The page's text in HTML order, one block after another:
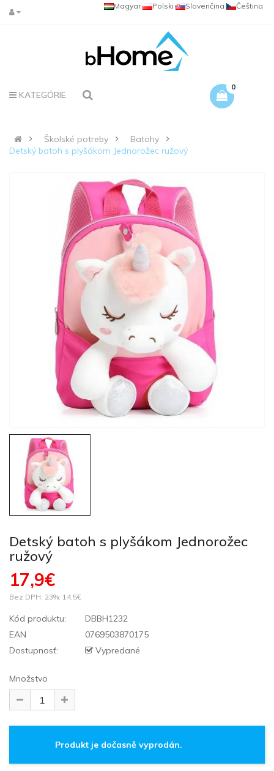
Čeština
Slovenčina
Polski
Magyar
KATEGÓRIE
0
Školské potreby
Batohy
Detský batoh s plyšákom Jednorožec ružový
Detský batoh s plyšákom Jednorožec
ružový
17,9€
Bez DPH: 23%: 14,5€
Kód produktu:
DBBH1232
EAN
0769503870175
Dostupnosť:
Vypredané
Množstvo
Produkt je dočasně vyprodán.